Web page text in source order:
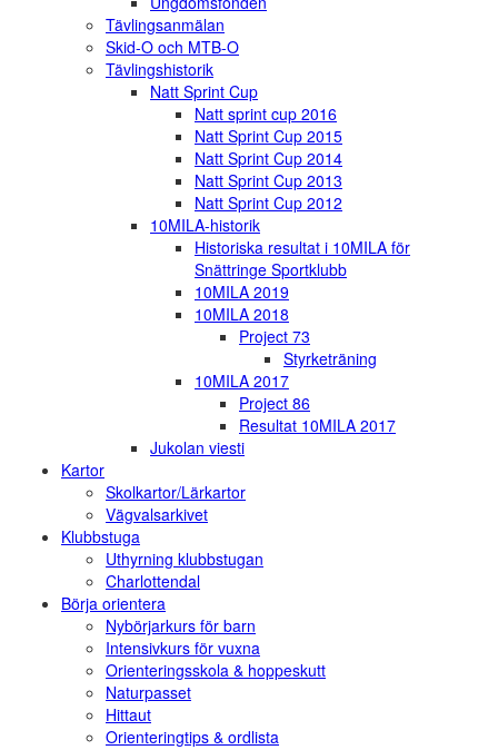
Tävlingsanmälan
Skid-O och MTB-O
Tävlingshistorik
Natt Sprint Cup
Natt sprint cup 2016
Natt Sprint Cup 2015
Natt Sprint Cup 2014
Natt Sprint Cup 2013
Natt Sprint Cup 2012
10MILA-historik
Historiska resultat i 10MILA för
Snättringe Sportklubb
10MILA 2019
10MILA 2018
Project 73
Styrketräning
10MILA 2017
Project 86
Resultat 10MILA 2017
Jukolan viesti
Kartor
Skolkartor/Lärkartor
Vägvalsarkivet
Klubbstuga
Uthyrning klubbstugan
Charlottendal
Börja orientera
Nybörjarkurs för barn
Intensivkurs för vuxna
Orienteringsskola & hoppeskutt
Naturpasset
Hittaut
Orienteringtips & ordlista